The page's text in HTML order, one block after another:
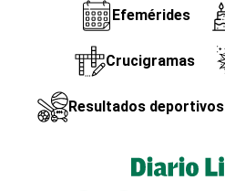
Efemérides
Crucigramas
Resultados deportivos